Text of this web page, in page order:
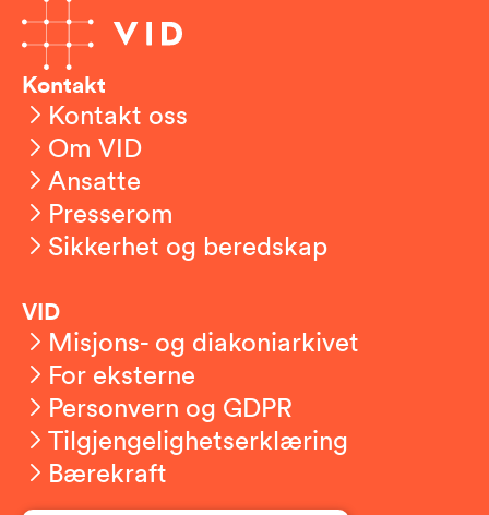
Kontakt
Kontakt oss
Om VID
Ansatte
Presserom
Sikkerhet og beredskap
VID
Misjons- og diakoniarkivet
For eksterne
Personvern og GDPR
Tilgjengelighetserklæring
Bærekraft